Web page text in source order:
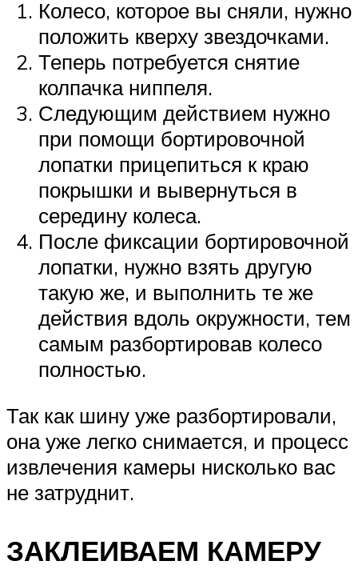
Колесо, которое вы сняли, нужно
положить кверху звездочками.
Теперь потребуется снятие
колпачка ниппеля.
Следующим действием нужно
при помощи бортировочной
лопатки прицепиться к краю
покрышки и вывернуться в
середину колеса.
После фиксации бортировочной
лопатки, нужно взять другую
такую же, и выполнить те же
действия вдоль окружности, тем
самым разбортировав колесо
полностью.
Так как шину уже разбортировали,
она уже легко снимается, и процесс
извлечения камеры нисколько вас
не затруднит.
ЗАКЛЕИВАЕМ КАМЕРУ